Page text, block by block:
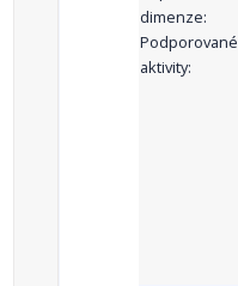
dimenze:
Podporované
aktivity: